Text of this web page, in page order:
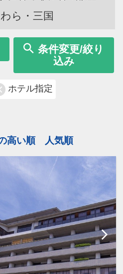
ら・三国
条件変更/絞り
込み
ホテル指定
高い順 人気順